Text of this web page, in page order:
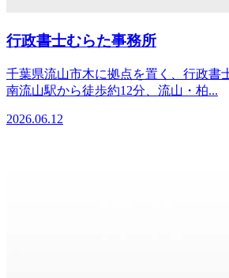
行政書士むらた事務所
千葉県流山市木に拠点を置く、行政書
南流山駅から徒歩約12分、流山・柏...
2026.06.12